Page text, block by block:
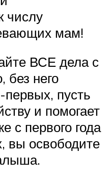
числу
мам!
ВСЕ дела с
без него
пусть
и помогает
с первого года
вы освободите